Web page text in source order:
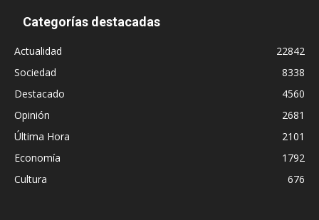
Categorías destacadas
Actualidad
22842
Sociedad
8338
Destacado
4560
Opinión
2681
Última Hora
2101
Economía
1792
Cultura
676